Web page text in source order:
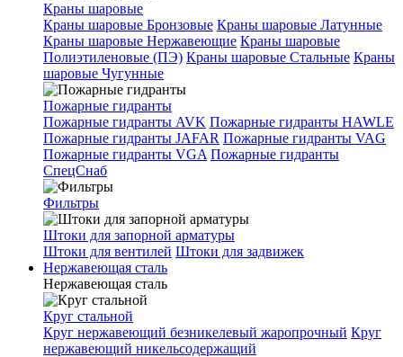
Краны шаровые
Краны шаровые Бронзовые Краны шаровые Латунные
Краны шаровые Нержавеющие Краны шаровые
Полиэтиленовые (ПЭ) Краны шаровые Стальные Краны
шаровые Чугунные
Пожарные гидранты
Пожарные гидранты AVK Пожарные гидранты HAWLE
Пожарные гидранты JAFAR Пожарные гидранты VAG
Пожарные гидранты VGA Пожарные гидранты
СпецСнаб
Фильтры
Штоки для запорной арматуры
Штоки для вентилей Штоки для задвижек
Нержавеющая сталь
Нержавеющая сталь
Круг стальной
Круг нержавеющий безникелевый жаропрочный Круг
нержавеющий никельсодержащий